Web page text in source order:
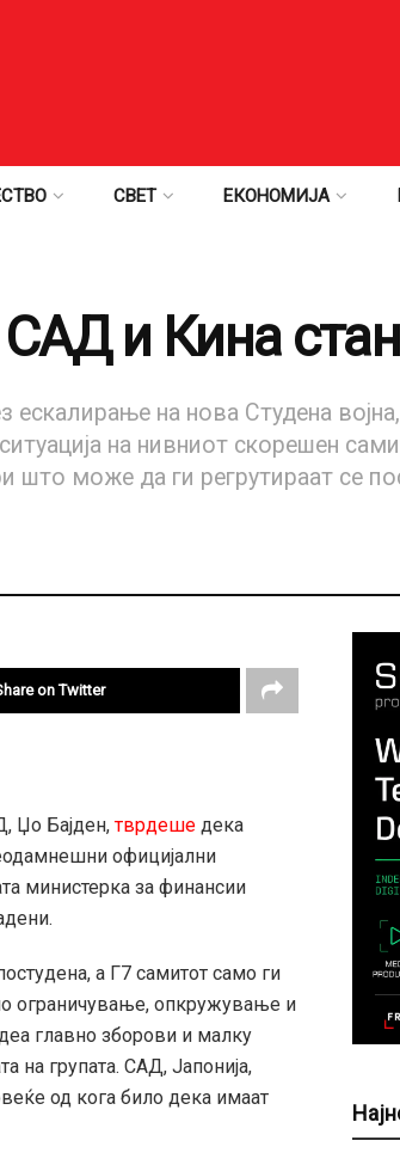
СВЕТ ЕКОНОМИЈА
и Кина
на нова Студена
на нивниот скорешен
што може да ги регрутираат се
on Twitter
Џо Бајден,тврдеше дека
официјални
министерка за финансии
а Г7 самитот само ги
ограничување, опкружување и
главно зборови и малку
на групата. САД, Јапонија,
од кога било дека имаат